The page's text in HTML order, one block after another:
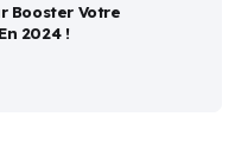
Booster Votre
2024 !